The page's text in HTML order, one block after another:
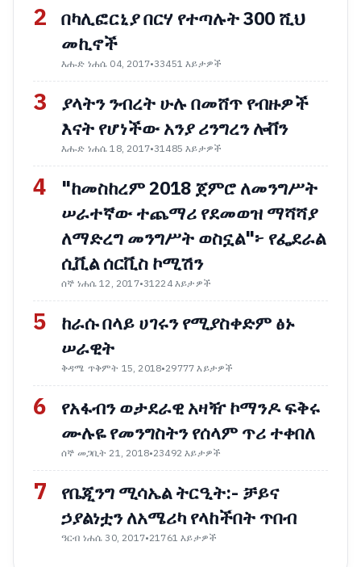
2 በካሊፎርኒያ በርሃ የተጣሉት 300 ሺህ
መኪኖች
እሑድ ነሐሴ 04, 2017•33451 እይታዎች
3
ያላትን ንብረት ሁሉ በመሸጥ የብዙዎች
እናት የሆነችው አንያ ሪንግረን ሎቨን
እሑድ ነሐሴ 18, 2017•31485 እይታዎች
4
"ከመስከረም 2018 ጀምሮ ለመንግሥት
ሠራተኛው ተጨማሪ የደመወዝ ማሻሻያ
ለማድረግ መንግሥት ወስኗል"፦ የፌደራል
ሲቪል ሰርቪስ ኮሚሽን
ሰኞ ነሐሴ 12, 2017•31224 እይታዎች
5
ከራሱ በላይ ሀገሩን የሚያስቀድም ፅኑ
ሠራዊት
ቅዳሜ ጥቅምት 15, 2018•29777 እይታዎች
6
የአፋብን ወታደራዊ አዛዥ ኮማንዶ ፍቅሩ
ሙሉዬ የመንግስትን የሰላም ጥሪ ተቀበለ
ሰኞ መጋቢት 21, 2018•23492 እይታዎች
7
የቤጂንግ ሚሳኤል ትርዒት:- ቻይና
ኃያልነቷን ለአሜሪካ የላከችበት ጥበብ
ዓርብ ነሐሴ 30, 2017•21761 እይታዎች